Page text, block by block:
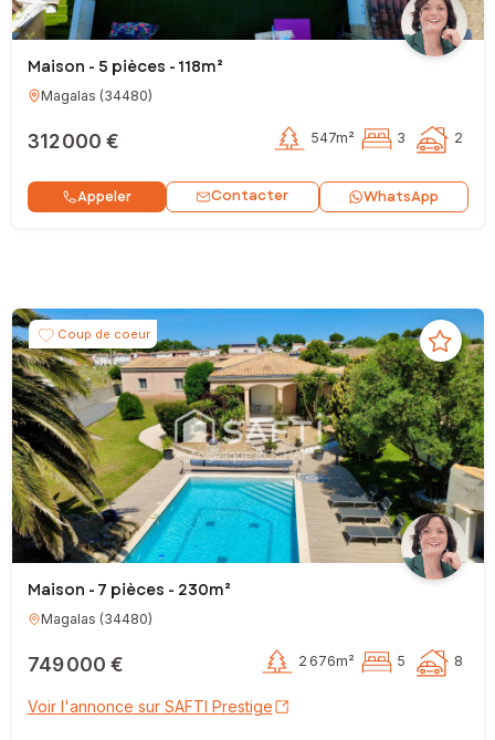
Maison - 5 pièces - 118m²
Magalas (34480)
312 000 € 547m² 3 2
Appeler Contacter WhatsApp
Coup de coeur
Maison - 7 pièces - 230m²
Magalas (34480)
749 000 € 2 676m² 5 8
Voir l'annonce sur SAFTI Prestige